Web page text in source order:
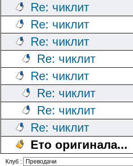
Re: чиклит
Re: чиклит
Re: чиклит
Re: чиклит
Re: чиклит
Re: чиклит
Re: чиклит
Re: чиклит
Ето оригинала...
Клуб :